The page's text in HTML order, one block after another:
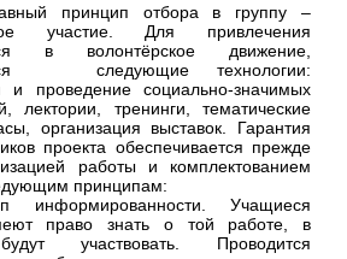
принцип отбора в группу –
участие. Для привлечения
в волонтёрское движение,
следующие технологии:
и проведение социально-значимых
лектории, тренинги, тематические
организация выставок. Гарантия
проекта обеспечивается прежде
работы и комплектованием
принципам:
информированности. Учащиеся
право знать о той работе, в
участвовать. Проводится